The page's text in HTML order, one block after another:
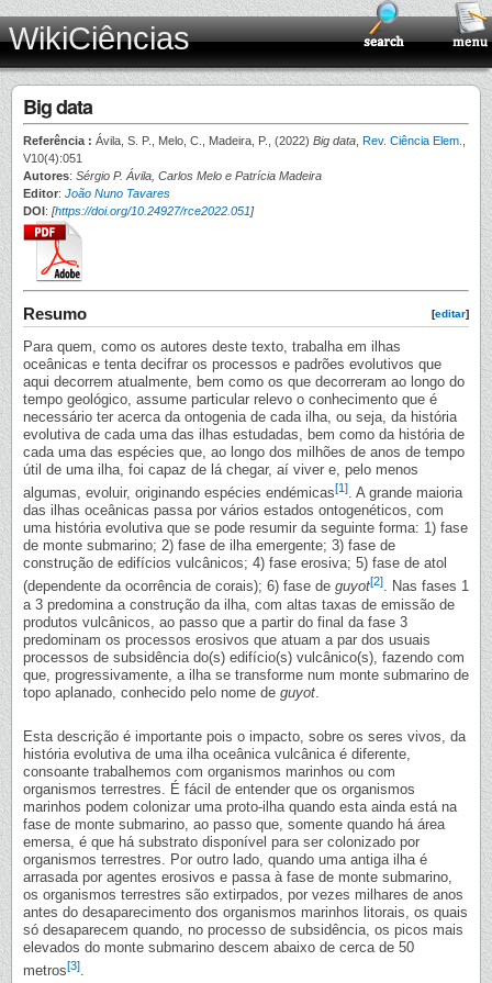
WikiCiências
Big data
Referência : Ávila, S. P., Melo, C., Madeira, P., (2022) Big data Rev. Ciência Elem.
V10(4):051
Autores: Sérgio P. Ávila, Carlos Melo e Patrícia Madeira
Editor: João Nuno Tavares
DOI: [https://doi.org/10.24927/rce2022.051]
[editar]
Resumo
Para quem, como os autores deste texto, trabalha em ilhas
oceânicas e tenta decifrar os processos e padrões evolutivos que
aqui decorrem atualmente, bem como os que decorreram ao longo do
tempo geológico, assume particular relevo o conhecimento que é
necessário ter acerca da ontogenia de cada ilha, ou seja, da história
evolutiva de cada uma das ilhas estudadas, bem como da história de
cada uma das espécies que, ao longo dos milhões de anos de tempo
útil de uma ilha, foi capaz de lá chegar, aí viver e, pelo menos
algumas, evoluir, originando espécies endémicas[1]. A grande maioria
das ilhas oceânicas passa por vários estados ontogenéticos, com
uma história evolutiva que se pode resumir da seguinte forma: 1) fase
de monte submarino; 2) fase de ilha emergente; 3) fase de
construção de edifícios vulcânicos; 4) fase erosiva; 5) fase de atol
(dependente da ocorrência de corais); 6) fase de guyot[2]. Nas fases 1
a 3 predomina a construção da ilha, com altas taxas de emissão de
produtos vulcânicos, ao passo que a partir do final da fase 3
predominam os processos erosivos que atuam a par dos usuais
processos de subsidência do(s) edifício(s) vulcânico(s), fazendo com
que, progressivamente, a ilha se transforme num monte submarino de
topo aplanado, conhecido pelo nome de guyot
Esta descrição é importante pois o impacto, sobre os seres vivos, da
história evolutiva de uma ilha oceânica vulcânica é diferente,
consoante trabalhemos com organismos marinhos ou com
organismos terrestres. É fácil de entender que os organismos
marinhos podem colonizar uma proto-ilha quando esta ainda está na
fase de monte submarino, ao passo que, somente quando há área
emersa, é que há substrato disponível para ser colonizado por
organismos terrestres. Por outro lado, quando uma antiga ilha é
arrasada por agentes erosivos e passa à fase de monte submarino,
os organismos terrestres são extirpados, por vezes milhares de anos
antes do desaparecimento dos organismos marinhos litorais, os quais
só desaparecem quando, no processo de subsidência, os picos mais
elevados do monte submarino descem abaixo de cerca de 50
metros[3].